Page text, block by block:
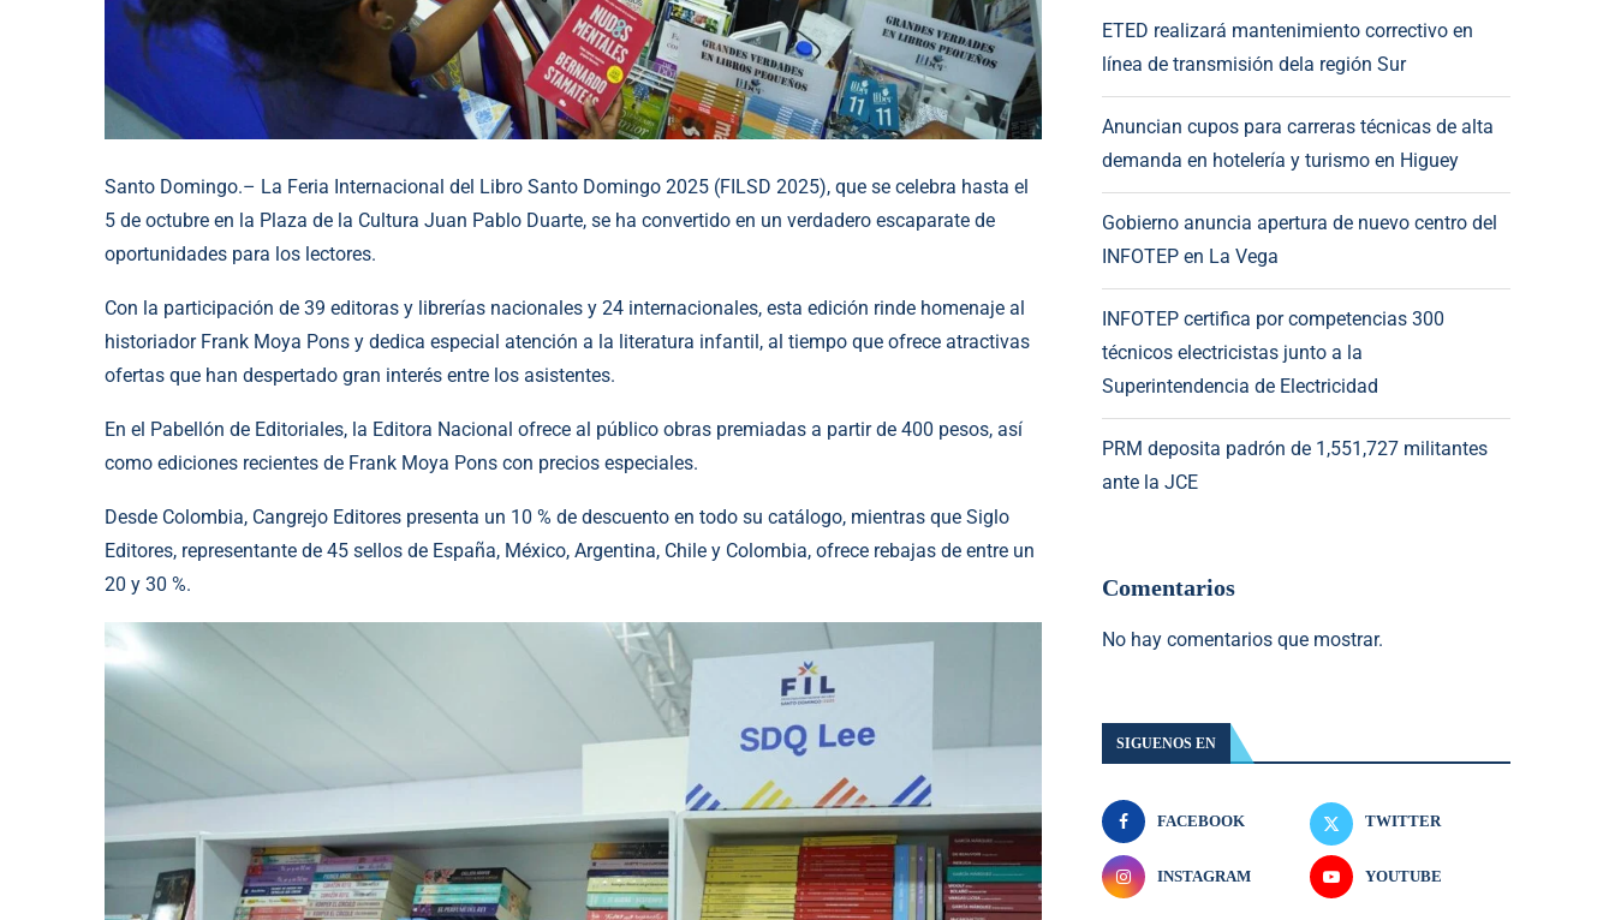
Santo Domingo.– La Feria Internacional del Libro Santo Domingo 2025 (FILSD 2025), que se celebra hasta el
5 de octubre en la Plaza de la Cultura Juan Pablo Duarte, se ha convertido en un verdadero escaparate de
oportunidades para los lectores.
Con la participación de 39 editoras y librerías nacionales y 24 internacionales, esta edición rinde homenaje al
historiador Frank Moya Pons y dedica especial atención a la literatura infantil, al tiempo que ofrece atractivas
ofertas que han despertado gran interés entre los asistentes.
En el Pabellón de Editoriales, la Editora Nacional ofrece al público obras premiadas a partir de 400 pesos, así
como ediciones recientes de Frank Moya Pons con precios especiales.
Desde Colombia, Cangrejo Editores presenta un 10 % de descuento en todo su catálogo, mientras que Siglo
Editores, representante de 45 sellos de España, México, Argentina, Chile y Colombia, ofrece rebajas de entre un
20 y 30 %.
ETED realizará mantenimiento correctivo en
línea de transmisión dela región Sur
Anuncian cupos para carreras técnicas de alta
demanda en hotelería y turismo en Higuey
Gobierno anuncia apertura de nuevo centro del
INFOTEP en La Vega
INFOTEP certifica por competencias 300
técnicos electricistas junto a la
Superintendencia de Electricidad
PRM deposita padrón de 1,551,727 militantes
ante la JCE
Comentarios
No hay comentarios que mostrar.
SIGUENOS EN
FACEBOOK TWITTER
INSTAGRAM YOUTUBE